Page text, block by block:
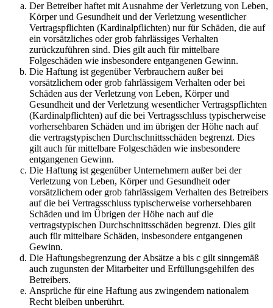
Der Betreiber haftet mit Ausnahme der Verletzung von Leben,
Körper und Gesundheit und der Verletzung wesentlicher
Vertragspflichten (Kardinalpflichten) nur für Schäden, die auf
ein vorsätzliches oder grob fahrlässiges Verhalten
zurückzuführen sind. Dies gilt auch für mittelbare
Folgeschäden wie insbesondere entgangenen Gewinn.
Die Haftung ist gegenüber Verbrauchern außer bei
vorsätzlichem oder grob fahrlässigem Verhalten oder bei
Schäden aus der Verletzung von Leben, Körper und
Gesundheit und der Verletzung wesentlicher Vertragspflichten
(Kardinalpflichten) auf die bei Vertragsschluss typischerweise
vorhersehbaren Schäden und im übrigen der Höhe nach auf
die vertragstypischen Durchschnittsschäden begrenzt. Dies
gilt auch für mittelbare Folgeschäden wie insbesondere
entgangenen Gewinn.
Die Haftung ist gegenüber Unternehmern außer bei der
Verletzung von Leben, Körper und Gesundheit oder
vorsätzlichem oder grob fahrlässigem Verhalten des Betreibers
auf die bei Vertragsschluss typischerweise vorhersehbaren
Schäden und im Übrigen der Höhe nach auf die
vertragstypischen Durchschnittsschäden begrenzt. Dies gilt
auch für mittelbare Schäden, insbesondere entgangenen
Gewinn.
Die Haftungsbegrenzung der Absätze a bis c gilt sinngemäß
auch zugunsten der Mitarbeiter und Erfüllungsgehilfen des
Betreibers.
Ansprüche für eine Haftung aus zwingendem nationalem
Recht bleiben unberührt.